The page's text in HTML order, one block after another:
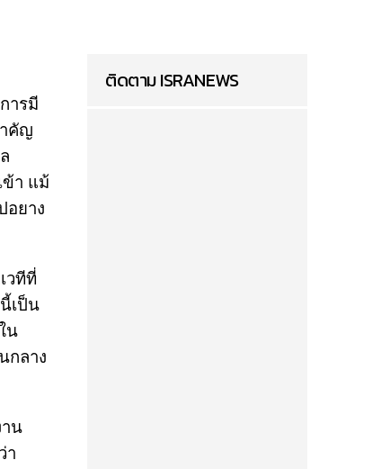
ารมี
คัญ
ข้า แม้
อยาง
วทีที่
เป็น
น
กลาง
น
า
ติดตาม ISRANEWS